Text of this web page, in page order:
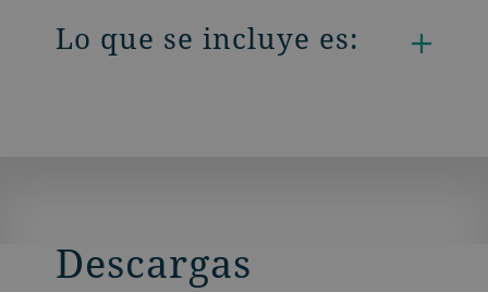
Lo que se incluye es:
Descargas